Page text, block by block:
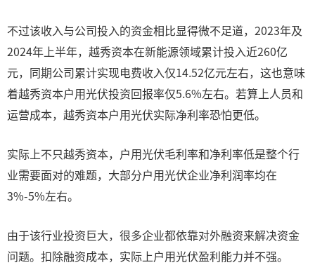
不过该收入与公司投入的资金相比显得微不足道，2023年及
2024年上半年，越秀资本在新能源领域累计投入近260亿
元，同期公司累计实现电费收入仅14.52亿元左右，这也意味
着越秀资本户用光伏投资回报率仅5.6%左右。若算上人员和
运营成本，越秀资本户用光伏实际净利率恐怕更低。
实际上不只越秀资本，户用光伏毛利率和净利率低是整个行
业需要面对的难题，大部分户用光伏企业净利润率均在
3%-5%左右。
由于该行业投资巨大，很多企业都依靠对外融资来解决资金
问题。扣除融资成本，实际上户用光伏盈利能力并不强。